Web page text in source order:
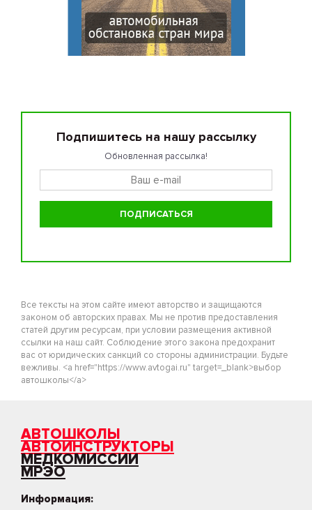
Подпишитесь на нашу рассылку
Обновленная рассылка!
Все тексты на этом сайте имеют авторство и защищаются
законом об авторских правах. Мы не против предоставления
статей другим ресурсам, при условии размещения активной
ссылки на наш сайт. Соблюдение этого закона предохранит
вас от юридических санкций со стороны администрации. Будьте
вежливы. <a href="https://www.avtogai.ru" target=_blank>выбор
автошколы</a>
АВТОШКОЛЫ
АВТОИНСТРУКТОРЫ
МЕДКОМИССИИ
МРЭО
Информация: